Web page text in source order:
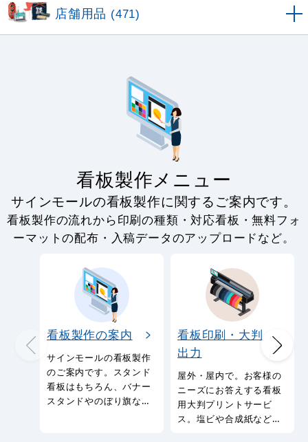
店舗用品 (471)
看板製作メニュー
サインモールの看板製作に関するご案内です。
看板製作の流れから印刷の種類・対応看板・無料フォ
ーマットの配布・入稿データのアップロードなど。
看板製作の案内
サインモールの看板製作
のご案内です。スタンド
看板はもちろん、バナー
スタンドやのぼり旗など
看板印刷・大判
出力
屋外・屋内で。お客様の
ニーズにお答えする看板
用大判プリントサービ
ス。塩ビや合成紙など看